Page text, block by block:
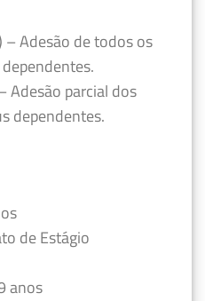
Adesão de todos os
Adesão parcial dos
dependentes.
de Estágio
anos